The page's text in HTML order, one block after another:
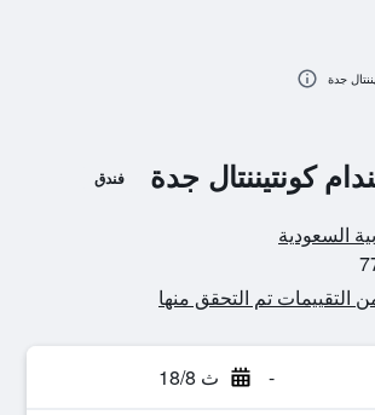
كونتيننتال جدة فندق
السعودية
- ث 18/8
جدة